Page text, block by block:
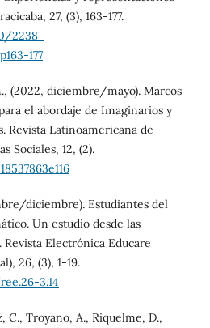
27, (3), 163-177.
2238-
177
(2022, diciembre/mayo). Marcos
el abordaje de Imaginarios y
Revista Latinoamericana de
Sociales, 12, (2).
diciembre). Estudiantes del
Un estudio desde las
Electrónica Educare
26, (3), 1-19.
3.14
C., Troyano, A., Riquelme, D.,